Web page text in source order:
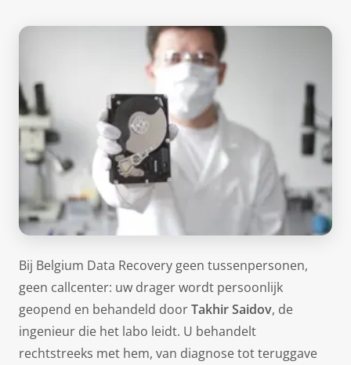
Bij Belgium Data Recovery geen tussenpersonen,
geen callcenter: uw drager wordt persoonlijk
geopend en behandeld doorTakhir Saidov, de
ingenieur die het labo leidt. U behandelt
rechtstreeks met hem, van diagnose tot teruggave